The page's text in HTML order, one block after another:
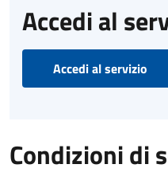
Accedi al
Accedi al servizio
Condizioni di